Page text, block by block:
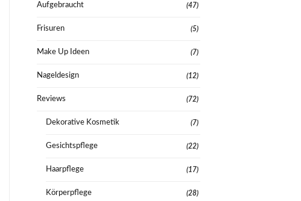
Aufgebraucht (47)
Frisuren (5)
Make Up Ideen (7)
Nageldesign (12)
Reviews (72)
Dekorative Kosmetik (7)
Gesichtspflege (22)
Haarpflege (17)
Körperpflege (28)